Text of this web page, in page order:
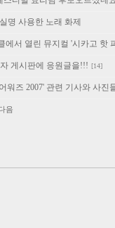
명 사용한 노래 화제
에서 열린 뮤지컬 '시카고 핫
게시판에 응원글을!!! [14]
워즈 2007' 관련 기사와 사진